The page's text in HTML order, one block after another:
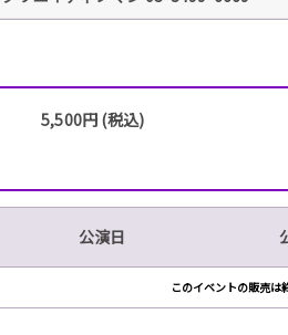
5,500円 (税込)
公演日
このイベントの販売は